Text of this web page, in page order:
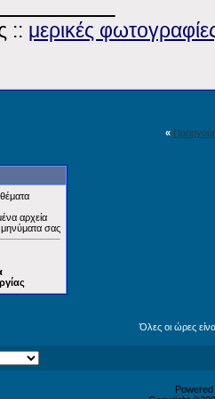
:: μερικές
«
αρχεία
μηνύματα σας
Όλες οι ώρες